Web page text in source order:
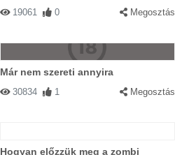
19061 0 Megosztás
Már nem szereti annyira
30834 1 Megosztás
Hogyan előzzük meg a zombi